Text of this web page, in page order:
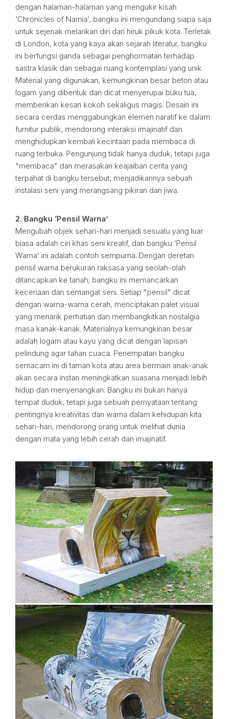
dengan halaman-halaman yang mengukir kisah
‘Chronicles of Narnia’, bangku ini mengundang siapa saja
untuk sejenak melarikan diri dari hiruk pikuk kota. Terletak
di London, kota yang kaya akan sejarah literatur, bangku
ini berfungsi ganda sebagai penghormatan terhadap
sastra klasik dan sebagai ruang kontemplasi yang unik.
Material yang digunakan, kemungkinan besar beton atau
logam yang dibentuk dan dicat menyerupai buku tua,
memberikan kesan kokoh sekaligus magis. Desain ini
secara cerdas menggabungkan elemen naratif ke dalam
furnitur publik, mendorong interaksi imajinatif dan
menghidupkan kembali kecintaan pada membaca di
ruang terbuka. Pengunjung tidak hanya duduk, tetapi juga
"membaca" dan merasakan keajaiban cerita yang
terpahat di bangku tersebut, menjadikannya sebuah
instalasi seni yang merangsang pikiran dan jiwa.
2. Bangku ‘Pensil Warna’
Mengubah objek sehari-hari menjadi sesuatu yang luar
biasa adalah ciri khas seni kreatif, dan bangku ‘Pensil
Warna’ ini adalah contoh sempurna. Dengan deretan
pensil warna berukuran raksasa yang seolah-olah
ditancapkan ke tanah, bangku ini memancarkan
keceriaan dan semangat seni. Setiap "pensil" dicat
dengan warna-warna cerah, menciptakan palet visual
yang menarik perhatian dan membangkitkan nostalgia
masa kanak-kanak. Materialnya kemungkinan besar
adalah logam atau kayu yang dicat dengan lapisan
pelindung agar tahan cuaca. Penempatan bangku
semacam ini di taman kota atau area bermain anak-anak
akan secara instan meningkatkan suasana menjadi lebih
hidup dan menyenangkan. Bangku ini bukan hanya
tempat duduk, tetapi juga sebuah pernyataan tentang
pentingnya kreativitas dan warna dalam kehidupan kita
sehari-hari, mendorong orang untuk melihat dunia
dengan mata yang lebih cerah dan imajinatif.